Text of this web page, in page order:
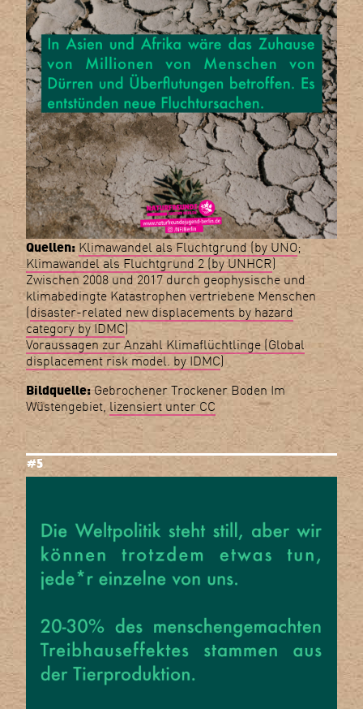
Quellen: Klimawandel als Fluchtgrund (by UNO;
Klimawandel als Fluchtgrund 2 (by UNHCR)
Zwischen 2008 und 2017 durch geophysische und
klimabedingte Katastrophen vertriebene Menschen
(disaster-related new displacements by hazard
category by IDMC)
Voraussagen zur Anzahl Klimaflüchtlinge (Global
displacement risk model. by IDMC)
Bildquelle:Gebrochener Trockener Boden Im
Wüstengebiet, lizensiert unter CC
#5